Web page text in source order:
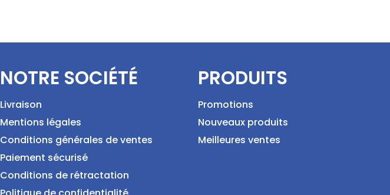
NOTRE SOCIÉTÉ
Livraison
Mentions légales
Conditions générales de ventes
Paiement sécurisé
Conditions de rétractation
PRODUITS
Promotions
Nouveaux produits
Meilleures ventes